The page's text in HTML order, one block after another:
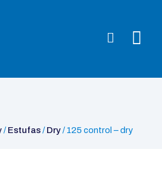
/Estufas/Dry/ 125 control – dry